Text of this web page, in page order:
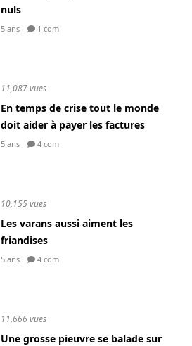
nuls
5 ans 1 com
11,087 vues
En temps de crise tout le monde
doit aider à payer les factures
5 ans 4 com
10,155 vues
Les varans aussi aiment les
friandises
5 ans 4 com
11,666 vues
Une grosse pieuvre se balade sur